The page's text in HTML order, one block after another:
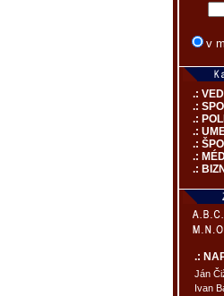
v
.:
.:
.:
.:
.:
.:
.:
.:
Ján
Ivan